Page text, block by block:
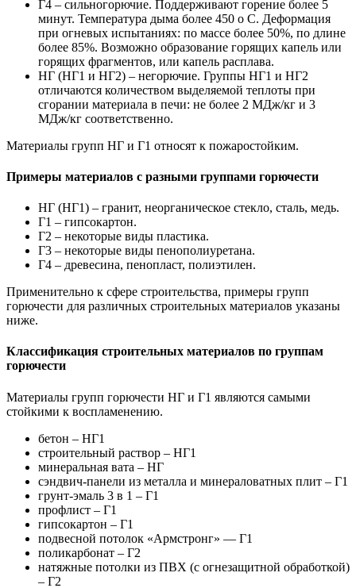
Г4 – сильногорючие. Поддерживают горение более 5
минут. Температура дыма более 450 о С. Деформация
при огневых испытаниях: по массе более 50%, по длине
более 85%. Возможно образование горящих капель или
горящих фрагментов, или капель расплава.
НГ (НГ1 и НГ2) – негорючие. Группы НГ1 и НГ2
отличаются количеством выделяемой теплоты при
сгорании материала в печи: не более 2 МДж/кг и 3
МДж/кг соответственно.
Материалы групп НГ и Г1 относят к пожаростойким.
Примеры материалов с разными группами горючести
НГ (НГ1) – гранит, неорганическое стекло, сталь, медь.
Г1 – гипсокартон.
Г2 – некоторые виды пластика.
Г3 – некоторые виды пенополиуретана.
Г4 – древесина, пенопласт, полиэтилен.
Применительно к сфере строительства, примеры групп
горючести для различных строительных материалов указаны
ниже.
Классификация строительных материалов по группам
горючести
Материалы групп горючести НГ и Г1 являются самыми
стойкими к воспламенению.
бетон – НГ1
строительный раствор – НГ1
минеральная вата – НГ
сэндвич-панели из металла и минераловатных плит – Г1
грунт-эмаль 3 в 1 – Г1
профлист – Г1
гипсокартон – Г1
подвесной потолок «Армстронг» — Г1
поликарбонат – Г2
натяжные потолки из ПВХ (с огнезащитной обработкой)
– Г2